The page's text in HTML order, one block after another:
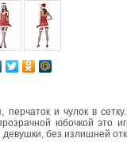
перчаток и чулок в
юбочкой это
без излишней